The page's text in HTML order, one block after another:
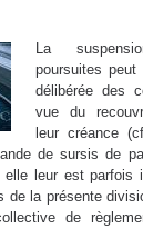
La
poursuites peut
délibérée des
vue du
leur créance
de sursis de
elle leur est parfois
de la présente
de